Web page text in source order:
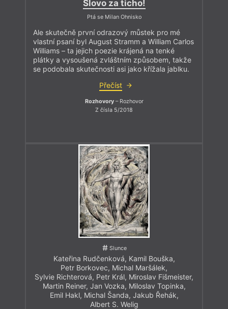
Slovo za ticho!
Ptá se Milan Ohnisko
Ale skutečně první odrazový můstek pro mé
vlastní psaní byl August Stramm a William Carlos
Williams – ta jejich poezie krájená na tenké
plátky a vysoušená zvláštním způsobem, takže
se podobala skutečnosti asi jako křížala jablku.
Přečíst
Rozhovory– Rozhovor
Z čísla 5/2018
Slunce
Kateřina Rudčenková, Kamil Bouška,
Petr Borkovec, Michal Maršálek,
Sylvie Richterová, Petr Král, Miroslav Fišmeister,
Martin Reiner, Jan Vozka, Miloslav Topinka,
Emil Hakl, Michal Šanda, Jakub Řehák,
Albert S. Welig